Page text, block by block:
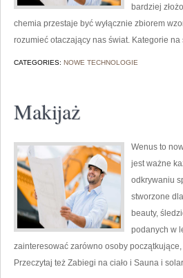
bardziej
chemia przestaje być wyłącznie zbiorem
rozumieć otaczający nas świat. Kategorie
CATEGORIES: NOWE TECHNOLOGIE
Makijaż
Wenus to
jest ważne
odkrywaniu
stworzone
beauty,
podanych w
zainteresować zarówno osoby
Przeczytaj też Zabiegi na ciało i Sauna i